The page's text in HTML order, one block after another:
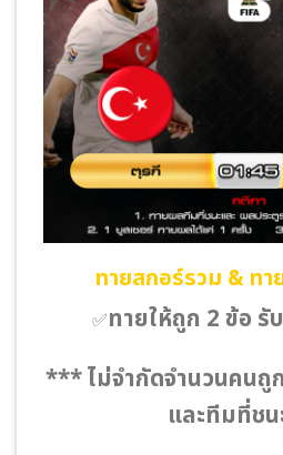
ทายสกอร์รวม & ทา
✅ทายให้ถูก 2 ข้อ รั
*** ไม่จำกัดจำนวนคนถู
และทีมที่ช